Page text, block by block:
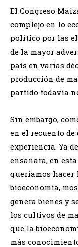
El Congreso
complejo en lo
político por las
de la mayor
país en varias
producción de
partido todavía
Sin embargo,
en el recuento
experiencia. Ya
ensañara, en
queríamos hacer
bioeconomía,
genera bienes y
los cultivos de
que la
más